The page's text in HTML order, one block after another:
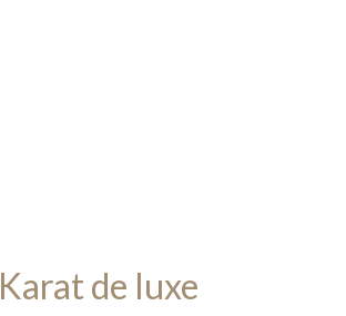
Karat de luxe